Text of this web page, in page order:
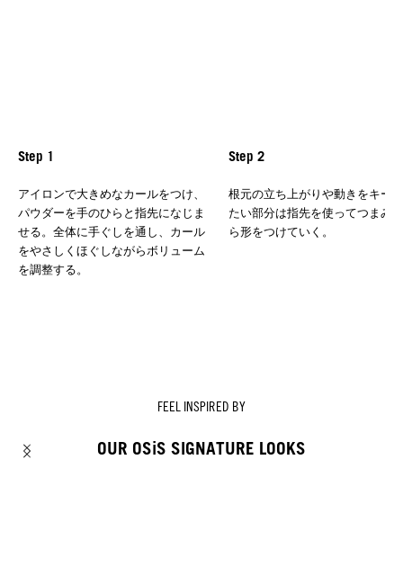
Step 1
アイロンで大きめなカールをつけ、
パウダーを手のひらと指先になじま
せる。全体に手ぐしを通し、カール
をやさしくほぐしながらボリューム
を調整する。
Step 2
根元の立ち上がりや動きをキー
たい部分は指先を使ってつまみ
ら形をつけていく。
FEEL INSPIRED BY
OUR OSiS SIGNATURE LOOKS